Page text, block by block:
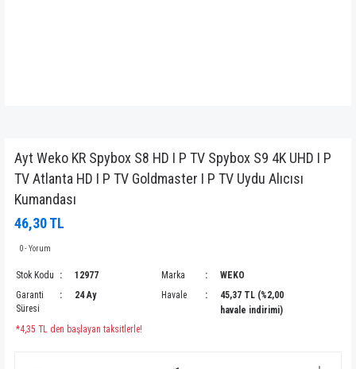
Ayt Weko KR Spybox S8 HD I P TV Spybox S9 4K UHD I P
TV Atlanta HD I P TV Goldmaster I P TV Uydu Alıcısı
Kumandası
46,30 TL
0 - Yorum
Stok Kodu 12977 Marka
WEKO
Garanti
Süresi
24 Ay Havale
45,37 TL (%2,00
havale indirimi)
*4,35 TL den başlayan taksitlerle!